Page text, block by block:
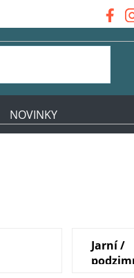
NOVINKY
Jarní /